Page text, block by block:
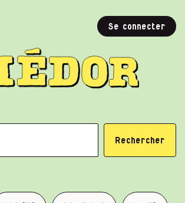
Se connecter
Rechercher